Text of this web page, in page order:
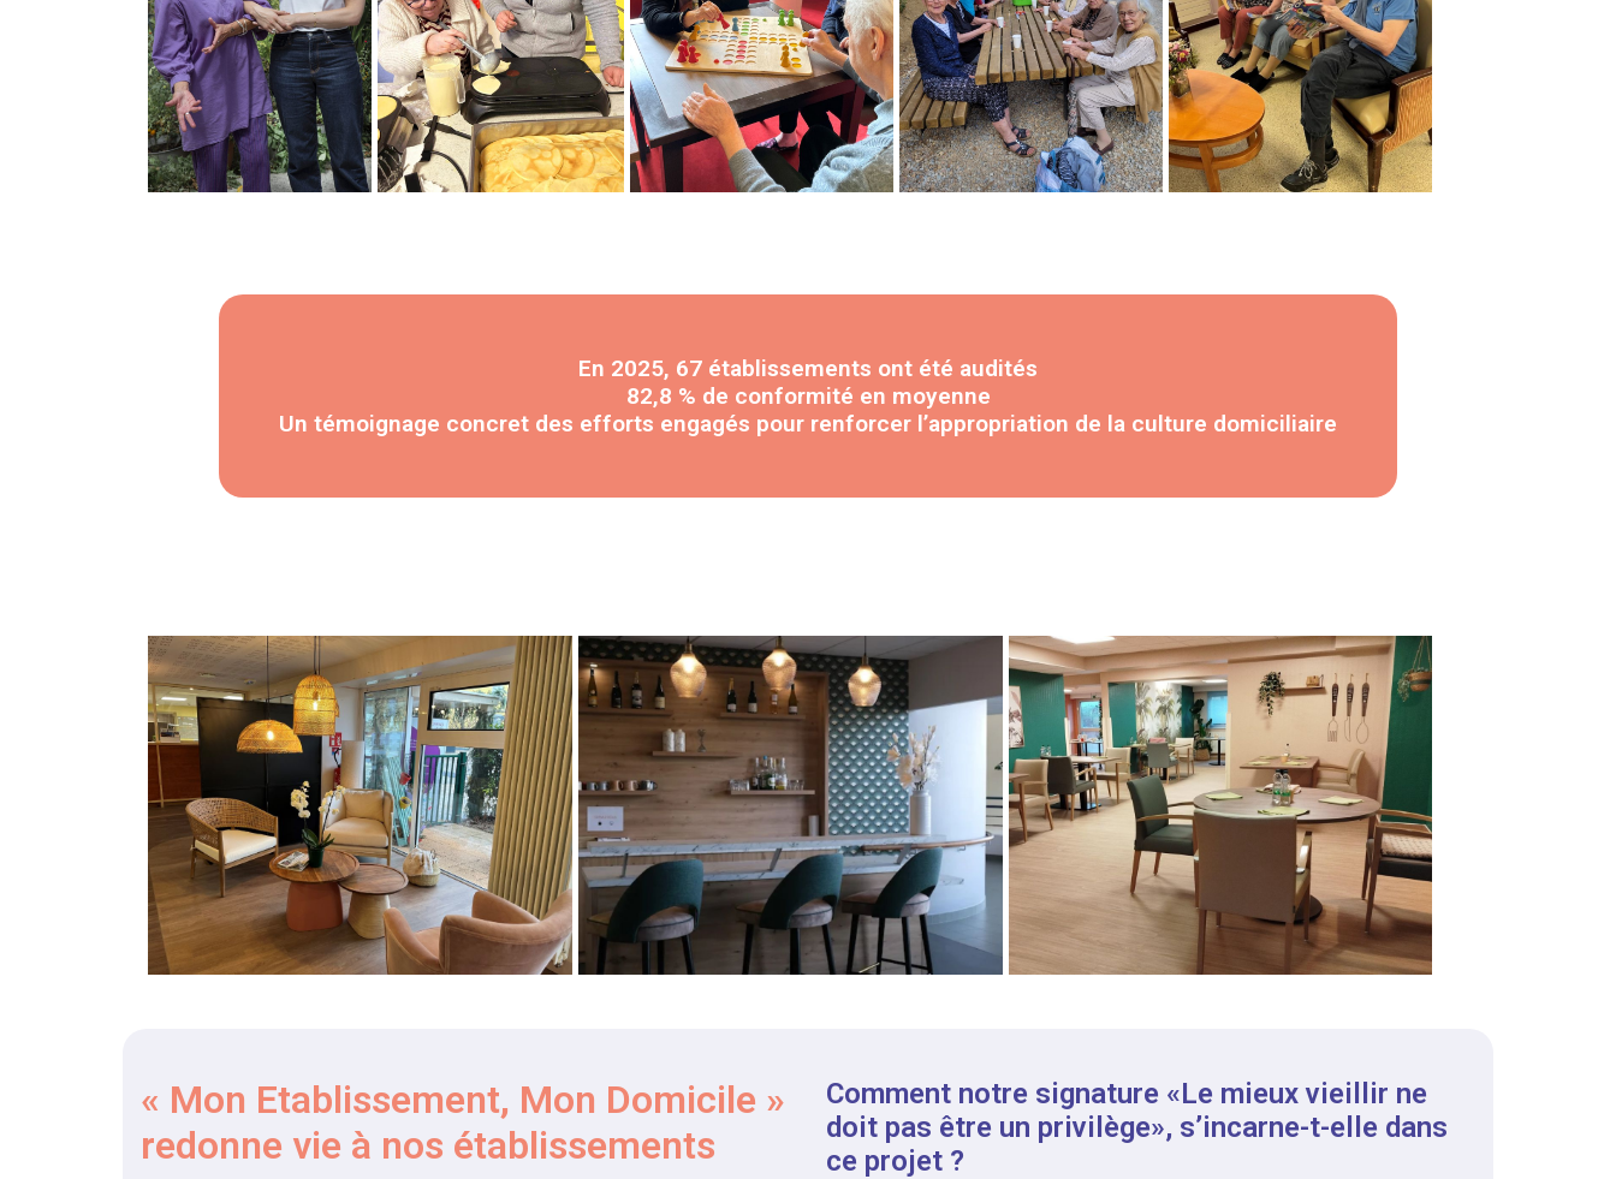
En 2025, 67 établissements ont été audités
82,8 % de conformité en moyenne
Un témoignage concret des efforts engagés pour renforcer l’appropriation de la culture domiciliaire
« Mon Etablissement, Mon Domicile »
redonne vie à nos établissements
Comment notre signature «Le mieux vieillir ne
doit pas être un privilège», s’incarne-t-elle dans
ce projet ?